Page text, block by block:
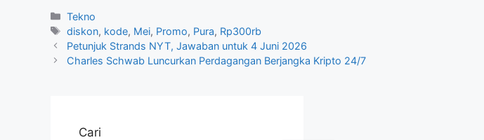
Kategori
Tekno
Tag
diskon, kode, Mei, Promo, Pura, Rp300rb
Petunjuk Strands NYT, Jawaban untuk 4 Juni 2026
Charles Schwab Luncurkan Perdagangan Berjangka Kripto 24/7
Cari